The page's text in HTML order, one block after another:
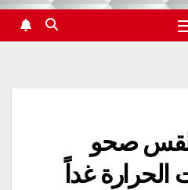
طقس صحو
الحرارة غداً